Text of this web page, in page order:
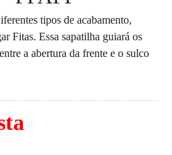
tipos de acabamento,
Fitas. Essa sapatilha guiará os
a abertura da frente e o sulco